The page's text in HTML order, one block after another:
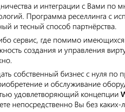
и интеграции с Вами по
Программа реселлинга с
и тесный способ партнёрства.
сервис, где помимо
создания и управления
собственный бизнес с нуля по
и обслуживание
удовлетворяющий концепции
непосредственно Вы без